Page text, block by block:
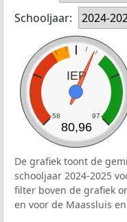
Schooljaar:
2024-
IEP
58 97
80,96
De grafiek toont de
schooljaar 2024-2025
filter boven de grafiek
en voor de Maassluis